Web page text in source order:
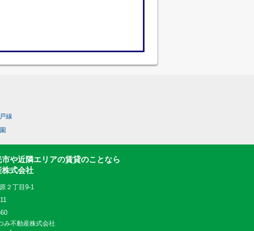
線
や近隣エリアの賃貸のことなら
株式会社
２丁目9-1
み不動産株式会社